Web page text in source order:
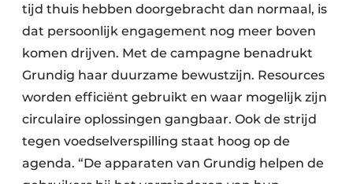
tijd thuis hebben doorgebracht dan normaal, is
dat persoonlijk engagement nog meer boven
komen drijven. Met de campagne benadrukt
Grundig haar duurzame bewustzijn. Resources
worden efficiënt gebruikt en waar mogelijk zijn
circulaire oplossingen gangbaar. Ook de strijd
tegen voedselverspilling staat hoog op de
agenda. “De apparaten van Grundig helpen de